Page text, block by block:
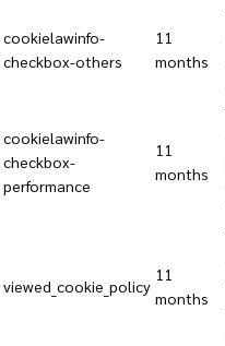
cookielawinfo-
checkbox-others
11
months
cookielawinfo-
checkbox-
performance
11
months
viewed_cookie_policy
11
months